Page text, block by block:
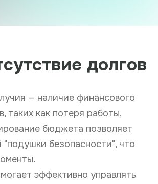
долгов
— наличие финансового
таких как потеря работы,
бюджета позволяет
"подушки безопасности", что
эффективно управлять